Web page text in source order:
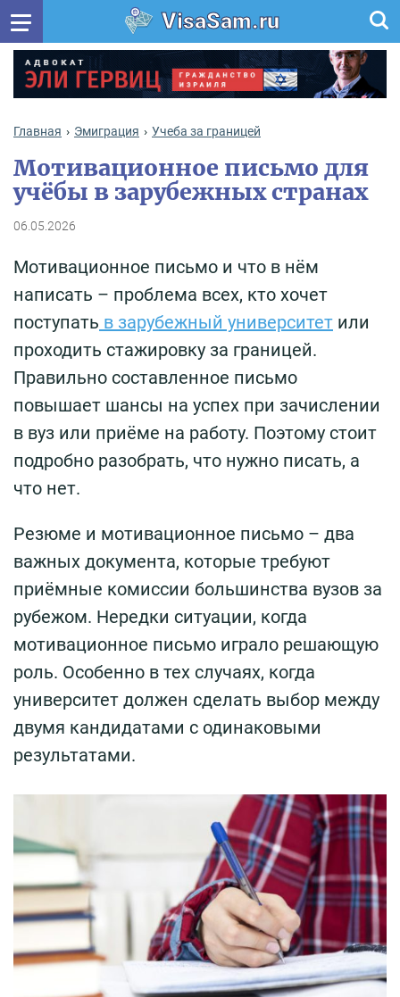
VisaSam.ru
Главная Эмиграция Учеба за границей
Мотивационное письмо для
учёбы в зарубежных странах
06.05.2026
Мотивационное письмо и что в нём
написать – проблема всех, кто хочет
поступать в зарубежный университет или
проходить стажировку за границей.
Правильно составленное письмо
повышает шансы на успех при зачислении
в вуз или приёме на работу. Поэтому стоит
подробно разобрать, что нужно писать, а
что нет.
Резюме и мотивационное письмо – два
важных документа, которые требуют
приёмные комиссии большинства вузов за
рубежом. Нередки ситуации, когда
мотивационное письмо играло решающую
роль. Особенно в тех случаях, когда
университет должен сделать выбор между
двумя кандидатами с одинаковыми
результатами.